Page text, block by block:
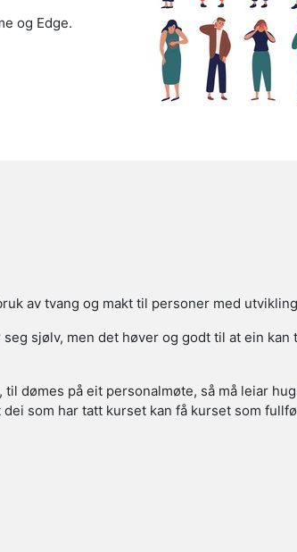
og Edge.
av tvang og makt til personer med
sjølv, men det høver og godt til at ein kan
dømes på eit personalmøte, så må leiar
som har tatt kurset kan få kurset som